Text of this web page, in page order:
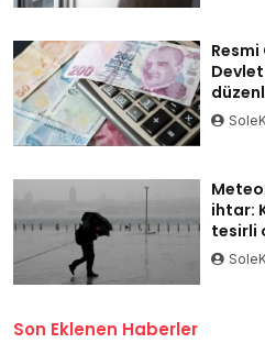
Resmi
ihtar:
tesirli
Son Eklenen Haberler